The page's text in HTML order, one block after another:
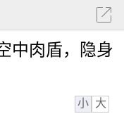
中肉盾，隐身
小 大